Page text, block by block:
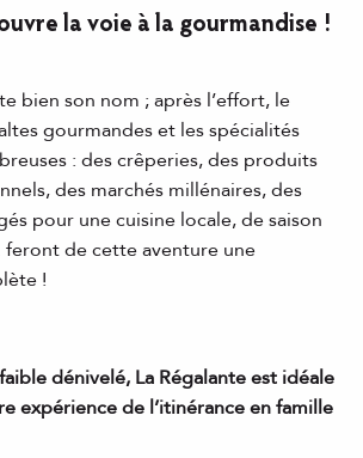
la voie à la gourmandise !
bien son nom ; après l’effort, le
gourmandes et les spécialités
: des crêperies, des produits
des marchés millénaires, des
pour une cuisine locale, de saison
de cette aventure une
!
dénivelé, La Régalante est idéale
expérience de l’itinérance en famille